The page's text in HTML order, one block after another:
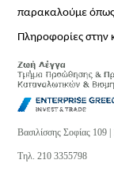
παρακαλούμε
Πληροφορίες στην
Βασιλίσσης Σοφίας 109
Τηλ. 210 3355798